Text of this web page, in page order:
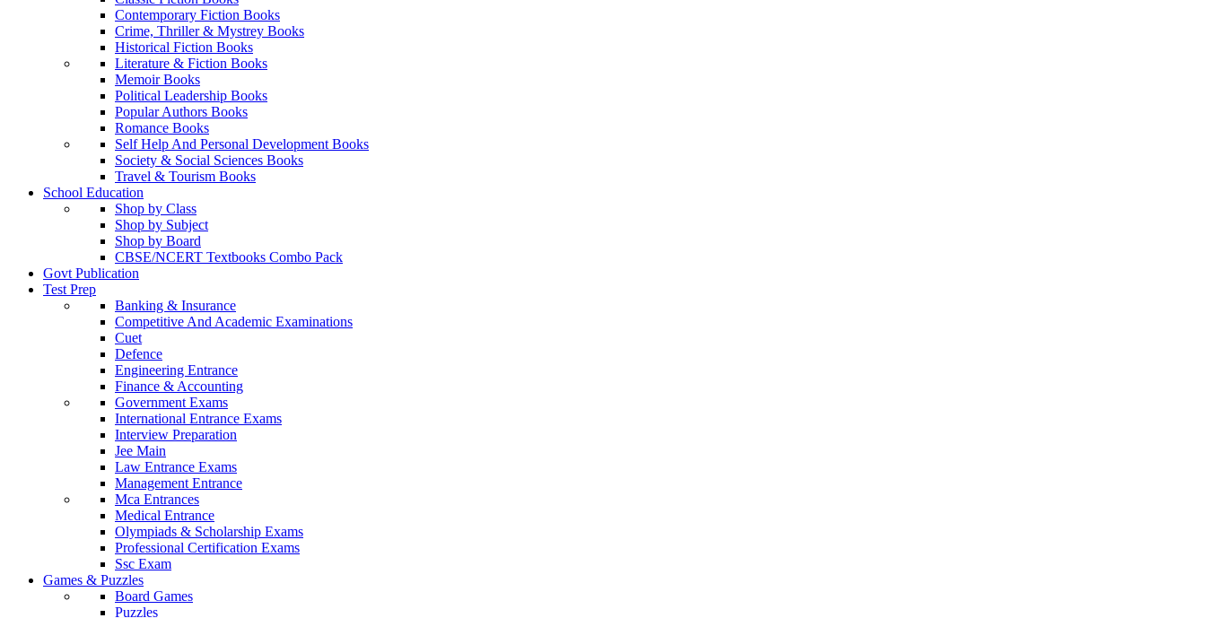
Contemporary Fiction Books
Crime, Thriller & Mystrey Books
Historical Fiction Books
Literature & Fiction Books
Memoir Books
Political Leadership Books
Popular Authors Books
Romance Books
Self Help And Personal Development Books
Society & Social Sciences Books
Travel & Tourism Books
School Education
Shop by Class
Shop by Subject
Shop by Board
CBSE/NCERT Textbooks Combo Pack
Govt Publication
Test Prep
Banking & Insurance
Competitive And Academic Examinations
Cuet
Defence
Engineering Entrance
Finance & Accounting
Government Exams
International Entrance Exams
Interview Preparation
Jee Main
Law Entrance Exams
Management Entrance
Mca Entrances
Medical Entrance
Olympiads & Scholarship Exams
Professional Certification Exams
Ssc Exam
Games & Puzzles
Board Games
Puzzles